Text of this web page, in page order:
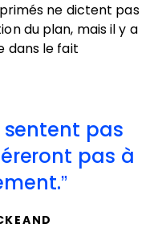
ne dictent pas
du plan, mais il y a
dans le fait
sentent pas
pas à